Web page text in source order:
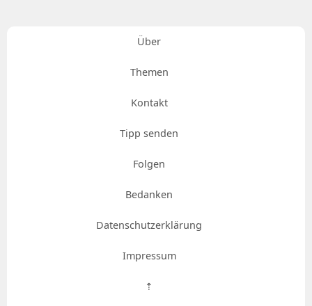
Über
Themen
Kontakt
Tipp senden
Folgen
Bedanken
Datenschutzerklärung
Impressum
⇡